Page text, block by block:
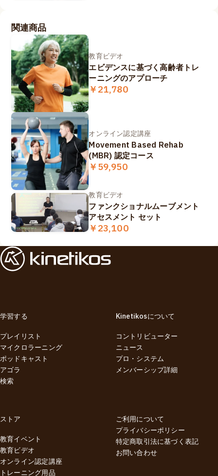
関連商品
教育ビデオ
エビデンスに基づく高齢者トレ
ーニングのアプローチ
￥21,780
オンライン認定講座
Movement Based Rehab
(MBR) 認定コース
￥59,950
教育ビデオ
ファンクショナルムーブメント
アセスメント セット
￥23,100
学習する
プレイリスト
マイクロラーニング
ポッドキャスト
アゴラ
検索
Kinetikosについて
コントリビューター
ニュース
プロ・システム
メンバーシップ詳細
ストア
教育イベント
教育ビデオ
オンライン認定講座
トレーニング用品
ご利用について
プライバシーポリシー
特定商取引法に基づく表記
お問い合わせ